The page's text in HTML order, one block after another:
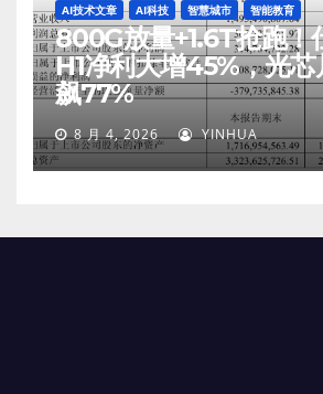
AI技术文章 AI科技 智慧城市 智能教育
800G放量+1.6T抢跑！
H1净利大增45%，光芯
飙77%
8 月 4, 2026 YINHUA